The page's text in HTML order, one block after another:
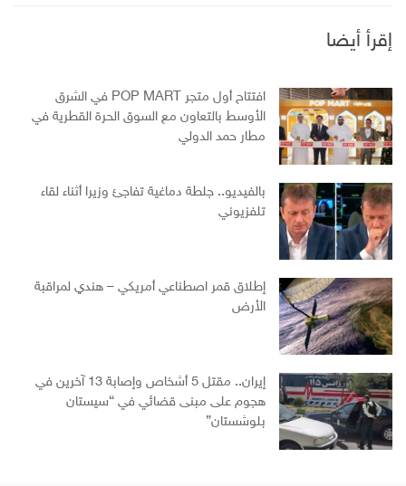
إقرأ أيضا
افتتاح أول متجر POP MART في الشرق
الأوسط بالتعاون مع السوق الحرة القطرية في
مطار حمد الدولي
بالفيديو.. جلطة دماغية تفاجئ وزيرا أثناء لقاء
تلفزيوني
إطلاق قمر اصطناعي أمريكي – هندي لمراقبة
الأرض
إيران.. مقتل 5 أشخاص وإصابة 13 آخرين في
هجوم على مبنى قضائي في “سيستان
بلوشستان”